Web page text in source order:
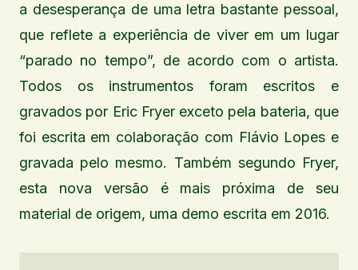
a desesperança de uma letra bastante pessoal,
que reflete a experiência de viver em um lugar
“parado no tempo”, de acordo com o artista.
Todos os instrumentos foram escritos e
gravados por Eric Fryer exceto pela bateria, que
foi escrita em colaboração com Flávio Lopes e
gravada pelo mesmo. Também segundo Fryer,
esta nova versão é mais próxima de seu
material de origem, uma demo escrita em 2016.